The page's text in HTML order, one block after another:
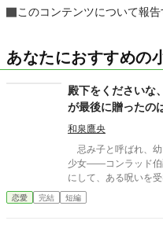
このコンテンツについて報告
あなたにおすすめの
殿下をくださいな
が最後に贈ったの
和泉鷹央
忌み子と呼ばれ、幼
少女――コンラッド
にして、ある呪いを
で屋敷から出ること
はその呪いを利用し
恋愛 完結 短編